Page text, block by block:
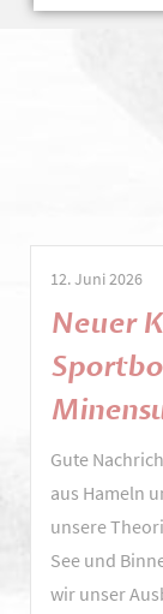
12. Juni 2026
Neuer
Gute
aus Hameln
unsere
See und
wir unser